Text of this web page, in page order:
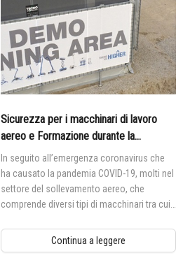
Sicurezza per i macchinari di lavoro
aereo e Formazione durante la
pandemia Covid-19
In seguito all’emergenza coronavirus che
ha causato la pandemia COVID-19, molti nel
settore del sollevamento aereo, che
comprende diversi tipi di macchinari tra cui
sollevatori telescopici, stanno ponendo
domande sul modo più sicuro per formare
Continua a leggere